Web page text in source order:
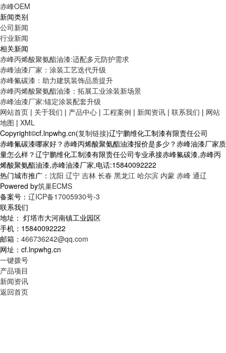
赤峰OEM
新闻类别
公司新闻
行业新闻
相关新闻
赤峰丙烯酸聚氨酯油漆:适配多元防护需求
赤峰油漆厂家：涂装工艺迭代升级
赤峰氟碳漆：助力建筑装饰品质提升
赤峰丙烯酸聚氨酯油漆：拓展工业涂装新场景
赤峰油漆厂家:锚定涂装配套升级
网站首页 | 关于我们 | 产品中心 | 工程案例 | 新闻资讯 | 联系我们 | 网站
地图 | XML
Copyright©cf.lnpwhg.cn(复制链接)辽宁鹏维化工制漆有限责任公司
赤峰氟碳漆哪家好？赤峰丙烯酸聚氨酯油漆报价是多少？赤峰油漆厂家质
量怎么样？辽宁鹏维化工制漆有限责任公司专业承接赤峰氟碳漆,赤峰丙
烯酸聚氨酯油漆,赤峰油漆厂家,电话:15840092222
热门城市推广： 沈阳 辽宁 吉林 长春 黑龙江 哈尔滨 内蒙 赤峰 通辽
Powered by筑巢ECMS
备案号： 辽ICP备17005930号-3
联系我们
地址： 灯塔市大河南镇工业园区
手机：15840092222
邮箱： 466736242@qq.com
网址：cf.lnpwhg.cn
一键拨号
产品项目
新闻资讯
返回首页